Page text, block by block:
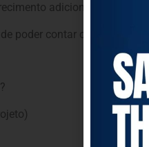
adicionar estamos
poder contar com a vossa